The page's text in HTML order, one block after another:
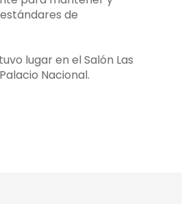
de
lugar en el Salón Las
Nacional.